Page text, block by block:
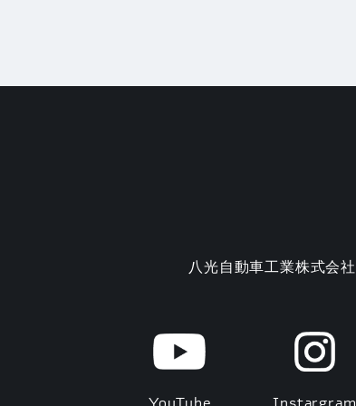
八光自動車工業株式会社